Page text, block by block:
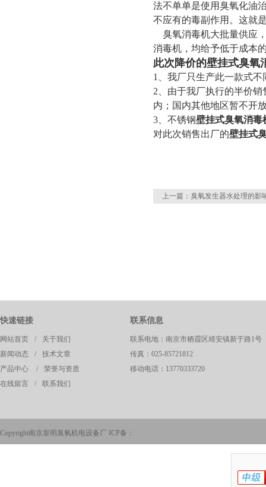
法不单单是使用臭氧化油
不应有的毒副作用。这就
臭氧消毒机大批量供应
消毒机，均给予低于成本
此次降价的壁挂式臭氧
1、我厂只生产此一款式
2、由于我厂执行的半价
内；国内其他地区暂不开
3、不锈钢壁挂式臭氧消毒
对此次销售出厂的壁挂式
上一篇： 臭氧发生器水处理的影
快速链接
网站首页 /
关于我们
新闻动态
/
技术文章
产品中心
/
荣誉与资质
在线留言
/ 联系我们
联系信息
联系电地：南京市栖霞区靖安镇新于路1号
传真：025-85721812
移动电话：13770333720
Copyright南京皇明臭氧机电设备厂 ICP备：